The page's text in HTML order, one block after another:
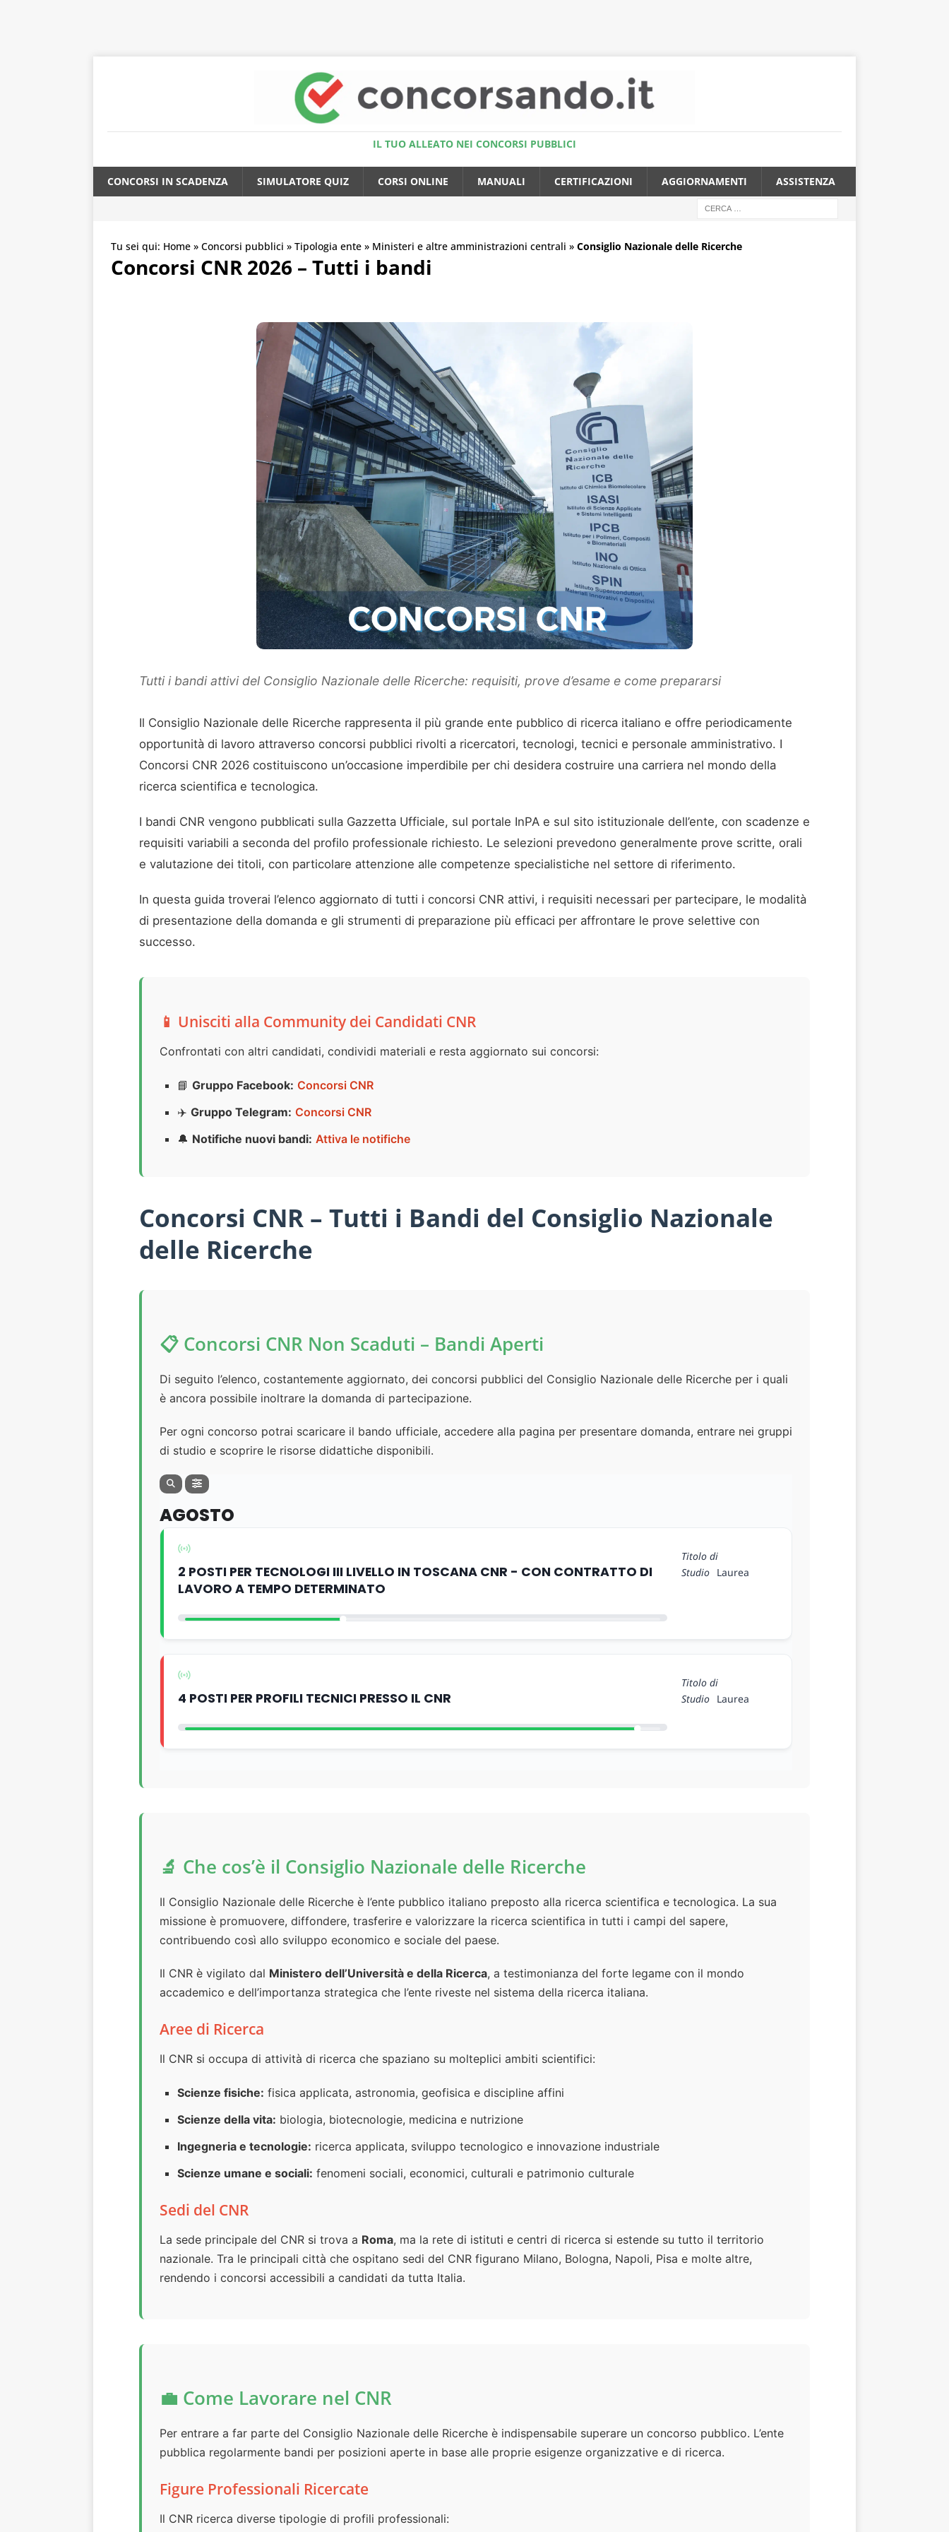
IL TUO ALLEATO NEI CONCORSI PUBBLICI
CONCORSI IN SCADENZA SIMULATORE QUIZ CORSI ONLINE MANUALI CERTIFICAZIONI AGGIORNAMENTI ASSISTENZA
Tu sei qui: Home » Concorsi pubblici » Tipologia ente » Ministeri e altre amministrazioni centrali » Consiglio Nazionale delle Ricerche
Concorsi CNR 2026 – Tutti i bandi
Tutti i bandi attivi del Consiglio Nazionale delle Ricerche: requisiti, prove d’esame e come prepararsi
Il Consiglio Nazionale delle Ricerche rappresenta il più grande ente pubblico di ricerca italiano e offre periodicamente
opportunità di lavoro attraverso concorsi pubblici rivolti a ricercatori, tecnologi, tecnici e personale amministrativo. I
Concorsi CNR 2026 costituiscono un’occasione imperdibile per chi desidera costruire una carriera nel mondo della
ricerca scientifica e tecnologica.
I bandi CNR vengono pubblicati sulla Gazzetta Ufficiale, sul portale InPA e sul sito istituzionale dell’ente, con scadenze e
requisiti variabili a seconda del profilo professionale richiesto. Le selezioni prevedono generalmente prove scritte, orali
e valutazione dei titoli, con particolare attenzione alle competenze specialistiche nel settore di riferimento.
In questa guida troverai l’elenco aggiornato di tutti i concorsi CNR attivi, i requisiti necessari per partecipare, le modalità
di presentazione della domanda e gli strumenti di preparazione più efficaci per affrontare le prove selettive con
successo.
📱 Unisciti alla Community dei Candidati CNR
Confrontati con altri candidati, condividi materiali e resta aggiornato sui concorsi:
📘 Gruppo Facebook: Concorsi CNR
✈️ Gruppo Telegram: Concorsi CNR
🔔 Notifiche nuovi bandi: Attiva le notifiche
Concorsi CNR – Tutti i Bandi del Consiglio Nazionale
delle Ricerche
📋 Concorsi CNR Non Scaduti – Bandi Aperti
Di seguito l’elenco, costantemente aggiornato, dei concorsi pubblici del Consiglio Nazionale delle Ricerche per i quali
è ancora possibile inoltrare la domanda di partecipazione.
Per ogni concorso potrai scaricare il bando ufficiale, accedere alla pagina per presentare domanda, entrare nei gruppi
di studio e scoprire le risorse didattiche disponibili.
AGOSTO
2 POSTI PER TECNOLOGI III LIVELLO IN TOSCANA CNR - CON CONTRATTO DI
LAVORO A TEMPO DETERMINATO
Titolo di
Studio Laurea
4 POSTI PER PROFILI TECNICI PRESSO IL CNR
Titolo di
Studio Laurea
🔬 Che cos’è il Consiglio Nazionale delle Ricerche
Il Consiglio Nazionale delle Ricerche è l’ente pubblico italiano preposto alla ricerca scientifica e tecnologica. La sua
missione è promuovere, diffondere, trasferire e valorizzare la ricerca scientifica in tutti i campi del sapere,
contribuendo così allo sviluppo economico e sociale del paese.
Il CNR è vigilato dal Ministero dell’Università e della Ricerca, a testimonianza del forte legame con il mondo
accademico e dell’importanza strategica che l’ente riveste nel sistema della ricerca italiana.
Aree di Ricerca
Il CNR si occupa di attività di ricerca che spaziano su molteplici ambiti scientifici:
Scienze fisiche: fisica applicata, astronomia, geofisica e discipline affini
Scienze della vita: biologia, biotecnologie, medicina e nutrizione
Ingegneria e tecnologie: ricerca applicata, sviluppo tecnologico e innovazione industriale
Scienze umane e sociali: fenomeni sociali, economici, culturali e patrimonio culturale
Sedi del CNR
La sede principale del CNR si trova a Roma, ma la rete di istituti e centri di ricerca si estende su tutto il territorio
nazionale. Tra le principali città che ospitano sedi del CNR figurano Milano, Bologna, Napoli, Pisa e molte altre,
rendendo i concorsi accessibili a candidati da tutta Italia.
💼 Come Lavorare nel CNR
Per entrare a far parte del Consiglio Nazionale delle Ricerche è indispensabile superare un concorso pubblico. L’ente
pubblica regolarmente bandi per posizioni aperte in base alle proprie esigenze organizzative e di ricerca.
Figure Professionali Ricercate
Il CNR ricerca diverse tipologie di profili professionali: